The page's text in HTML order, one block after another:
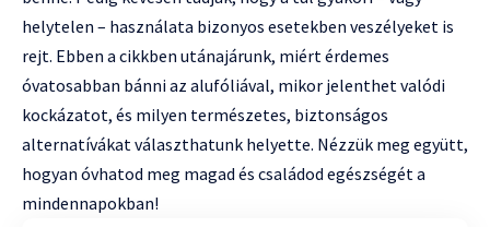
helytelen – használata bizonyos esetekben veszélyeket is
rejt. Ebben a cikkben utánajárunk, miért érdemes
óvatosabban bánni az alufóliával, mikor jelenthet valódi
kockázatot, és milyen természetes, biztonságos
alternatívákat választhatunk helyette. Nézzük meg együtt,
hogyan óvhatod meg magad és családod egészségét a
mindennapokban!